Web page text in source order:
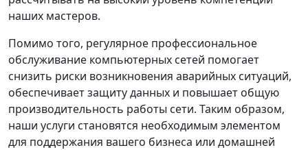
наших мастеров.
Помимо того, регулярное профессиональное
обслуживание компьютерных сетей помогает
снизить риски возникновения аварийных ситуаций,
обеспечивает защиту данных и повышает общую
производительность работы сети. Таким образом,
наши услуги становятся необходимым элементом
для поддержания вашего бизнеса или домашней